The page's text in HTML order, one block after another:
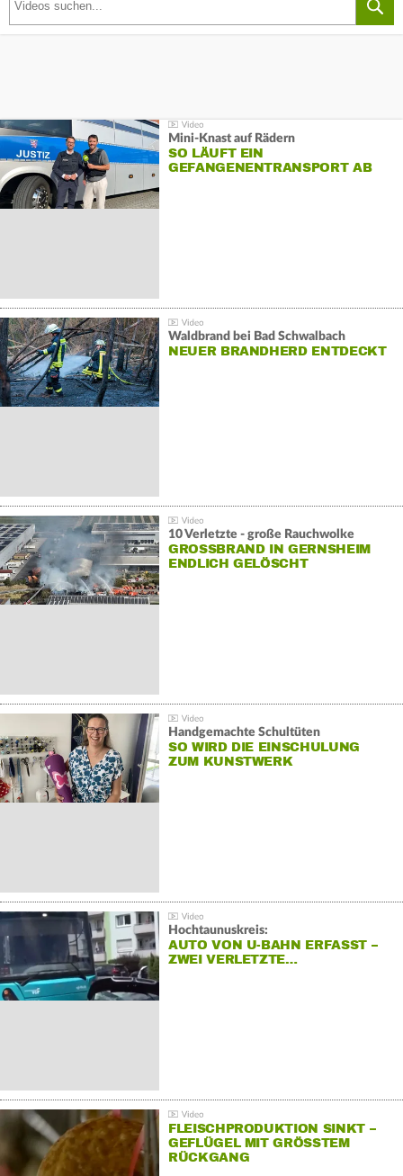
Mini-Knast auf Rädern
SO LÄUFT EIN
GEFANGENENTRANSPORT AB
Waldbrand bei Bad Schwalbach
NEUER BRANDHERD ENTDECKT
10 Verletzte - große Rauchwolke
GROSSBRAND IN GERNSHEIM E
NDLICH GELÖSCHT
Handgemachte Schultüten
SO WIRD DIE EINSCHULUNG
ZUM KUNSTWERK
Hochtaunuskreis:
AUTO VON U-BAHN ERFASST –
ZWEI VERLETZTE…
FLEISCHPRODUKTION SINKT –
GEFLÜGEL MIT GRÖSSTEM R
ÜCKGANG